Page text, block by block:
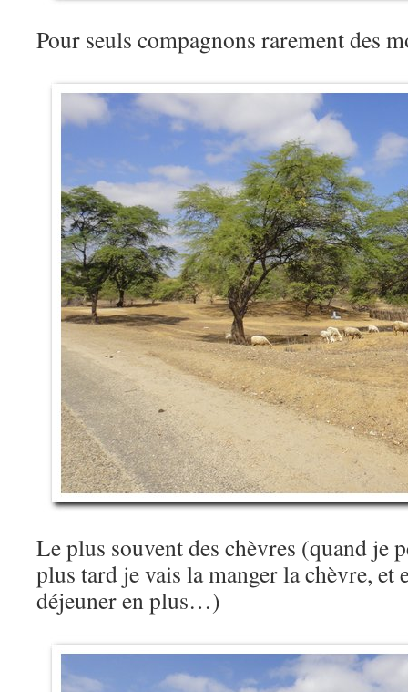
Pour seuls compagnons rarement des
Le plus souvent des chèvres (quand je
plus tard je vais la manger la chèvre, et
déjeuner en plus…)